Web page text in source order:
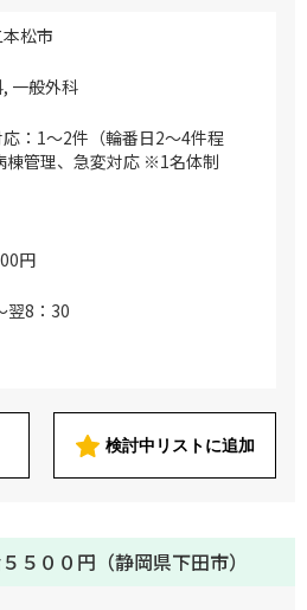
ール体制が整っておりますので
サルが可能なためご安心くださ
松市
一般外科
応：1～2件（輪番日2～4件程
度） ・病棟管理、急変対応 ※1名体制
円
翌8：30
検討中リストに追加
５００円（静岡県下田市）